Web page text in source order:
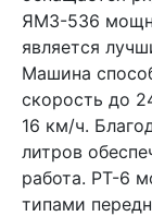
ЯМЗ-536
является
Машина
скорость до
16 км/ч.
литров
работа. РТ-6
типами